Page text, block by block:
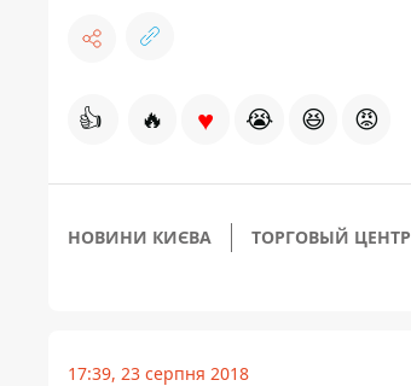
👍 🔥 ♥ 😭 😆 😡
НОВИНИ КИЄВА ТОРГОВЫЙ ЦЕНТР
17:39, 23 серпня 2018